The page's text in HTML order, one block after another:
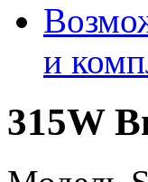
и
315W